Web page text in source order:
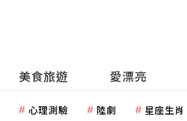
美食旅遊 愛漂亮
心理測驗 陸劇 星座生肖